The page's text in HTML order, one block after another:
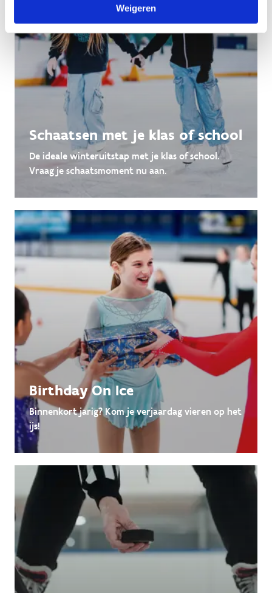
Weigeren
Schaatsen met je klas of school
De ideale winteruitstap met je klas of school.
Vraag je schaatsmoment nu aan.
Birthday On Ice
Binnenkort jarig? Kom je verjaardag vieren op het
ijs!